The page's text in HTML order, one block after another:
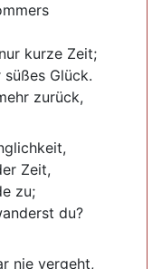
kurze Zeit;
Glück.
zurück,
Zeit,
zu;
du?
nie vergeht,